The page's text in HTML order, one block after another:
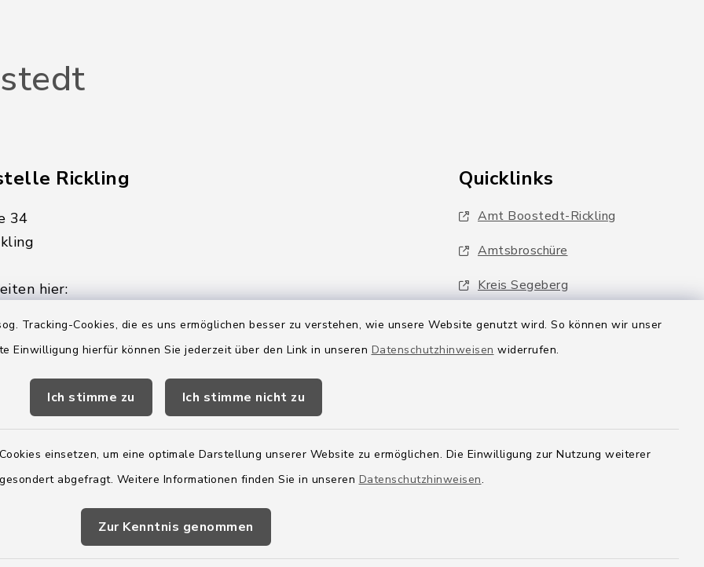
Tracking-Cookies, die es uns ermöglichen besser zu verstehen, wie unsere Website genutzt wird. So können wir unser
Einwilligung hierfür können Sie jederzeit über den Link in unseren Datenschutzhinweisen widerrufen.
Ich stimme zu Ich stimme nicht zu
einsetzen, um eine optimale Darstellung unserer Website zu ermöglichen. Die Einwilligung zur Nutzung weiterer
abgefragt. Weitere Informationen finden Sie in unseren Datenschutzhinweisen.
Zur Kenntnis genommen
Rickling
34
hier:
Uhr
am Donnerstag:
Uhr
179-0
- 179-44
boostedt-
Quicklinks
Amt Boostedt-Rickling
Amtsbroschüre
Kreis Segeberg
Wege-Zweckverband